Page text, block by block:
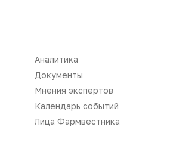
Реклама в газете
Реклама на сайте
Аналитика
Документы
Мнения экспертов
Календарь событий
Лица Фармвестника